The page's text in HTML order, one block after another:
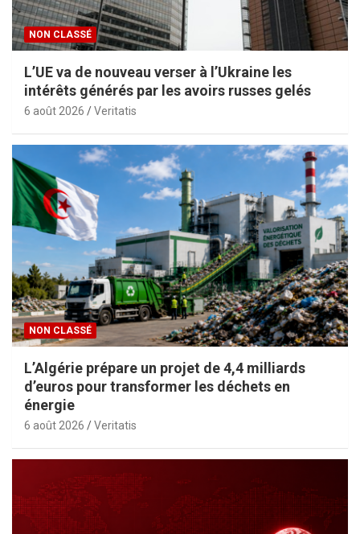
NON CLASSÉ
L’UE va de nouveau verser à l’Ukraine les
intérêts générés par les avoirs russes gelés
6 août 2026 Veritatis
NON CLASSÉ
L’Algérie prépare un projet de 4,4 milliards
d’euros pour transformer les déchets en
énergie
6 août 2026 Veritatis